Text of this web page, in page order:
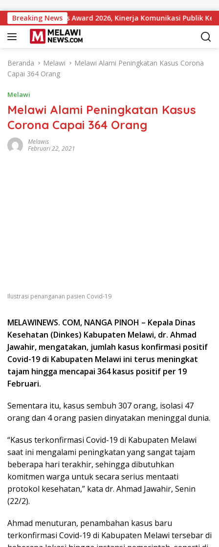
Breaking News
Institutions Award 2026, Kinerja Komunikasi Publik
Beranda Melawi
Melawi Alami Peningkatan Kasus Corona
Capai 364 Orang
Melawi
Melawi Alami Peningkatan Kasus
Corona Capai 364 Orang
Melawis
Februari 22, 2021
Ilustrasi penanganan pasien Covid-19
MELAWINEWS. COM, NANGA PINOH – Kepala Dinas
Kesehatan (Dinkes) Kabupaten Melawi, dr. Ahmad
Jawahir, mengatakan, jumlah kasus konfirmasi positif
Covid-19 di Kabupaten Melawi ini terus meningkat
tajam hingga mencapai 364 kasus positif per 19
Februari.
Sementara itu, kasus sembuh 307 orang, isolasi 47
orang dan 4 orang pasien dinyatakan meninggal dunia.
“Kasus terkonfirmasi Covid-19 di Kabupaten Melawi
saat ini mengalami peningkatan yang sangat tajam
beberapa hari terakhir, sehingga dibutuhkan
komitmen warga untuk secara serius mentaati
protokol kesehatan,” kata dr. Ahmad Jawahir, Senin
(22/2).
Ahmad menuturan, penambahan kasus baru
terkonfirmasi Covid-19 di Kabupaten Melawi tersebar di